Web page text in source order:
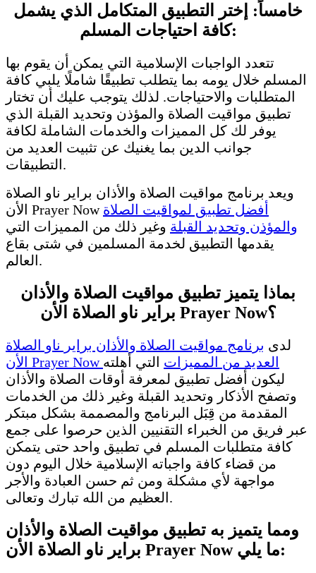
خامساً: إختر التطبيق المتكامل الذي يشمل
كافة احتياجات المسلم:
تتعدد الواجبات الإسلامية التي يمكن أن يقوم بها
المسلم خلال يومه بما يتطلب تطبيقًا شاملًا يلبي كافة
المتطلبات والاحتياجات. لذلك يتوجب عليك أن تختار
تطبيق مواقيت الصلاة والمؤذن وتحديد القبلة الذي
يوفر لك كل المميزات والخدمات الشاملة لكافة
جوانب الدين بما يغنيك عن تثبيت العديد من
التطبيقات.
ويعد برنامج مواقيت الصلاة والأذان براير ناو الصلاة
الأن Prayer Now أفضل تطبيق لمواقيت الصلاة
والمؤذن وتحديد القبلة وغير ذلك من المميزات التي
يقدمها التطبيق لخدمة المسلمين في شتى بقاع
العالم.
بماذا يتميز تطبيق مواقيت الصلاة والأذان
براير ناو الصلاة الأن Prayer Now؟
لدى برنامج مواقيت الصلاة والأذان براير ناو الصلاة
الأن Prayer Now العديد من المميزات التي أهلته
ليكون أفضل تطبيق لمعرفة أوقات الصلاة والأذان
وتصفح الأذكار وتحديد القبلة وغير ذلك من الخدمات
المقدمة من قِبَل البرنامج والمصممة بشكل مبتكر
عبر فريق من الخبراء التقنيين الذين حرصوا على جمع
كافة متطلبات المسلم في تطبيق واحد حتى يتمكن
من قضاء كافة واجباته الإسلامية خلال اليوم دون
مواجهة لأي مشكلة ومن ثم حسن العبادة والأجر
العظيم من الله تبارك وتعالى.
ومما يتميز به تطبيق مواقيت الصلاة والأذان
براير ناو الصلاة الأن Prayer Now ما يلي: